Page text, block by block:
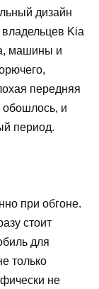
дизайн
владельцев Kia
машины и
передняя
обошлось, и
период.
при обгоне.
стоит
для
только
не